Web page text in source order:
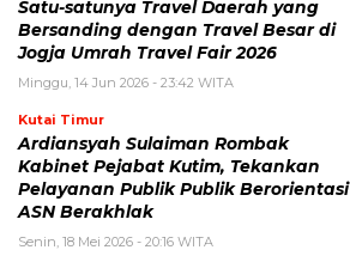
Satu-satunya Travel Daerah yang
Bersanding dengan Travel Besar di
Jogja Umrah Travel Fair 2026
Minggu, 14 Jun 2026 - 23:42 WITA
Kutai Timur
Ardiansyah Sulaiman Rombak
Kabinet Pejabat Kutim, Tekankan
Pelayanan Publik Publik Berorientasi
ASN Berakhlak
Senin, 18 Mei 2026 - 20:16 WITA